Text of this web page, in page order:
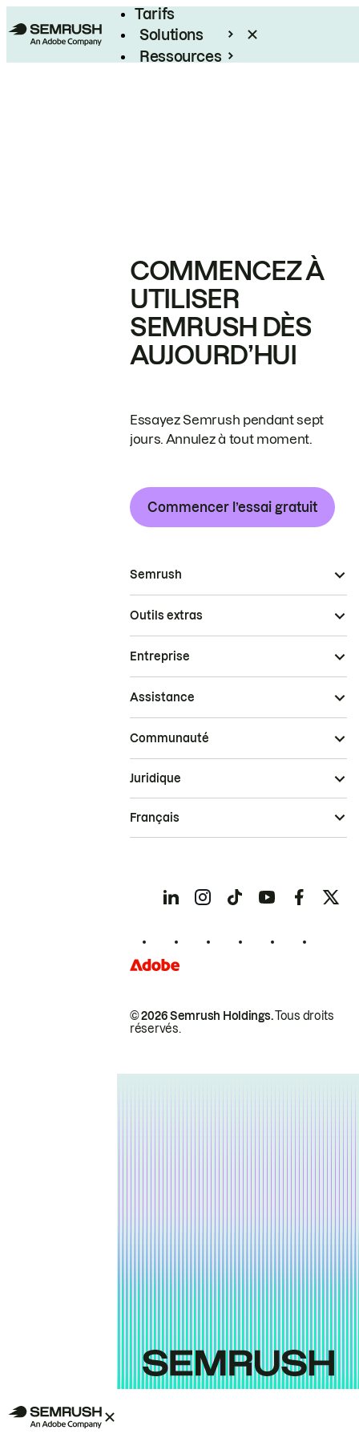
Tarifs
Solutions
Ressources
COMMENCEZ À
UTILISER
SEMRUSH DÈS
AUJOURD’HUI
Essayez Semrush pendant sept
jours. Annulez à tout moment.
Commencer l’essai gratuit
Semrush
Outils extras
Entreprise
Assistance
Communauté
© 2026 Semrush Holdings.Tous droits
réservés.
Juridique
Français